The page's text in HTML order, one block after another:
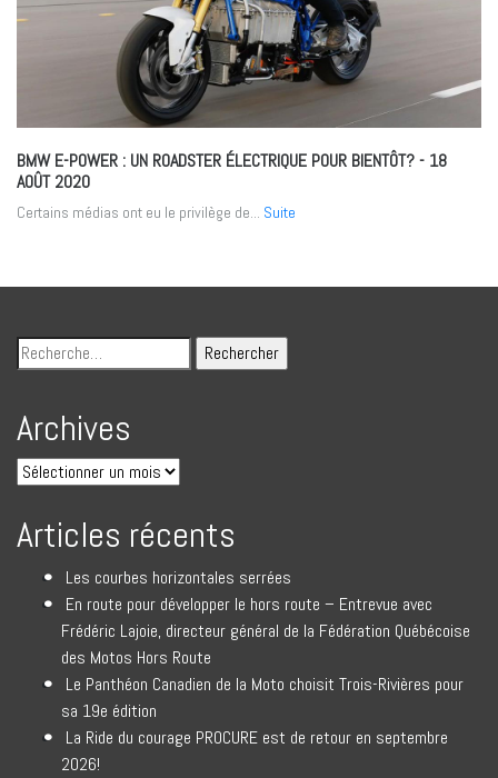
BMW E-POWER : UN ROADSTER ÉLECTRIQUE POUR BIENTÔT?- 18
AOÛT 2020
Certains médias ont eu le privilège de... Suite
Archives
Articles récents
Les courbes horizontales serrées
En route pour développer le hors route – Entrevue avec
Frédéric Lajoie, directeur général de la Fédération Québécoise
des Motos Hors Route
Le Panthéon Canadien de la Moto choisit Trois-Rivières pour
sa 19e édition
La Ride du courage PROCURE est de retour en septembre
2026!